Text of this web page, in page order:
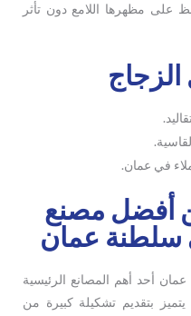
على مظهرها اللامع دون تأثر
في عمان.
أفضل مصنع
عمان
أحد أهم المصانع الرئيسية
بتقديم تشكيلة كبيرة من